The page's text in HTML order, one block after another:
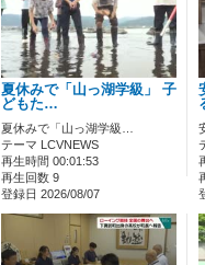
夏休みで「山っ湖学級」 子
どもた…
夏休みで「山っ湖学級…
テーマ LCVNEWS
再生時間 00:01:53
再生回数 9
登録日 2026/08/07